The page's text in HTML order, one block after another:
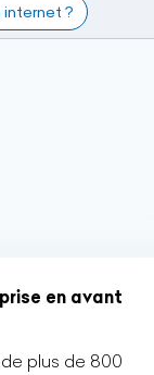
internet ?
en avant
plus de 800